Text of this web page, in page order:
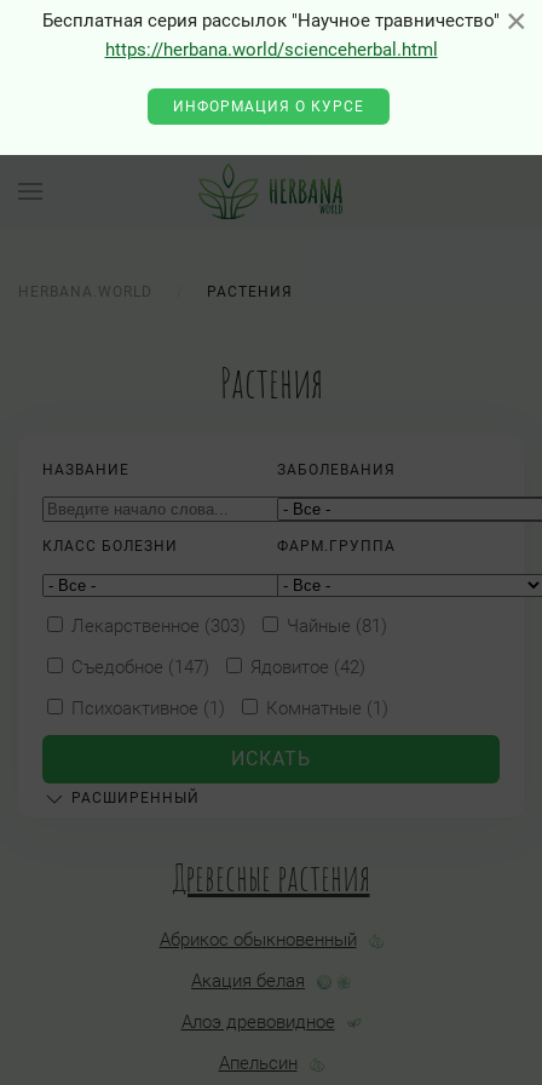
×
Бесплатная серия рассылок "Научное травничество"
https://herbana.world/scienceherbal.html
ИНФОРМАЦИЯ О КУРСЕ
HERBANA.WORLD РАСТЕНИЯ
Растения
НАЗВАНИЕ ЗАБОЛЕВАНИЯ
КЛАСС БОЛЕЗНИ ФАРМ.ГРУППА
Лекарственное (303)
Чайные (81)
Съедобное (147)
Ядовитое (42)
Психоактивное (1)
Комнатные (1)
РАСШИРЕННЫЙ
Древесные растения
Абрикос обыкновенный
Акация белая
Алоэ древовидное
Апельсин
×